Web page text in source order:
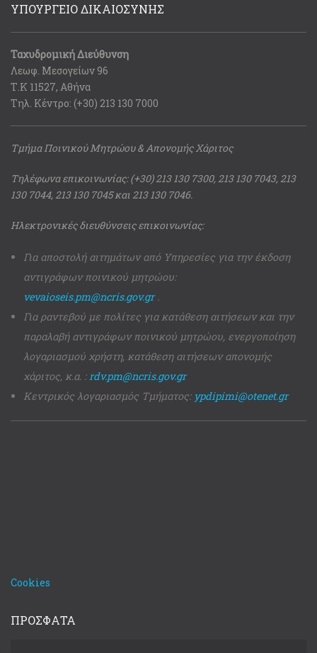
ΥΠΟΥΡΓΕΙΟ ΔΙΚΑΙΟΣΥΝΗΣ
Ταχυδρομική Διεύθυνση
Λεωφ. Μεσογείων 96
Τ.Κ 11527, Αθήνα
Τηλ. Κέντρο: (+30) 213 130 7000
Τμήμα Ποινικού Μητρώου & Απονομής Χάριτος
Τηλέφωνα επικοινωνίας: (+30) 213 130 7300, 213 130 7043, 213
130 7044, 213 130 7045 και 213 130 7046.
Ηλεκτρονικές διευθύνσεις επικοινωνίας:
Για αποστολή αιτημάτων από Υπηρεσίες για την έκδοση
αντιγράφων ποινικού μητρώου:
vevaioseis.pm@ncris.gov.gr.
Για ραντεβού με πολίτες για κατάθεση αιτήσεων και την
παραλαβή αντιγράφων ποινικού μητρώου, ενεργοποίηση
λογαριασμού χρήστη, κατάθεση αιτήσεων απονομής
χάριτος, κ.α. :rdv.pm@ncris.gov.gr
Κεντρικός λογαριασμός Τμήματος: ypdipimi@otenet.gr
Cookies
ΠΡΟΣΦΑΤΑ